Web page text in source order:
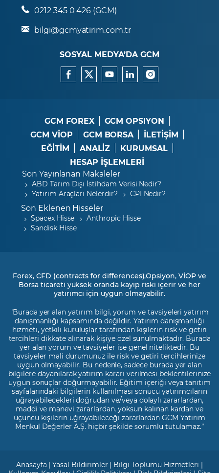
0212 345 0 426 (GCM)
bilgi@gcmyatirim.com.tr
SOSYAL MEDYA’DA GCM
GCM FOREX
GCM OPSIYON
GCM VİOP
GCM BORSA
İLETİŞİM
EĞİTİM
ANALİZ
KURUMSAL
HESAP İŞLEMLERİ
Son Yayınlanan Makaleler
ABD Tarım Dışı İstihdam Verisi Nedir?
Yatırım Araçları Nelerdir?
CPI Nedir?
Son Eklenen Hisseler
Spacex Hisse
Anthropic Hisse
Sandisk Hisse
Forex, CFD (contracts for differences),Opsiyon, VİOP ve
Borsa ticareti yüksek oranda kayıp riski içerir ve her
yatırımcı için uygun olmayabilir.
"Burada yer alan yatırım bilgi, yorum ve tavsiyeleri yatırım
danışmanlığı kapsamında değildir. Yatırım danışmanlığı
hizmeti, yetkili kuruluşlar tarafından kişilerin risk ve getiri
tercihleri dikkate alınarak kişiye özel sunulmaktadır. Burada
yer alan yorum ve tavsiyeler ise genel niteliktedir. Bu
tavsiyeler mali durumunuz ile risk ve getiri tercihlerinize
uygun olmayabilir. Bu nedenle, sadece burada yer alan
bilgilere dayanılarak yatırım kararı verilmesi beklentilerinize
uygun sonuçlar doğurmayabilir. Eğitim içeriği veya tanıtım
sayfalarındaki bilgilerin kullanılması sonucu yatırımcıların
uğrayabilecekleri doğrudan ve/veya dolaylı zararlardan,
maddi ve manevi zararlardan, yoksun kalınan kardan ve
üçüncü kişilerin uğrayabileceği zararlardan GCM Yatırım
Menkul Değerler A.Ş. hiçbir şekilde sorumlu tutulamaz.”
Anasayfa |Yasal Bildirimler | Bilgi Toplumu Hizmetleri |